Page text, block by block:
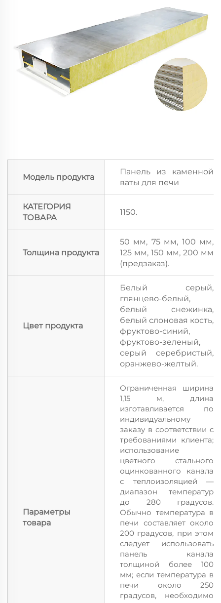
Модель продукта
Панель из каменной
ваты для печи
КАТЕГОРИЯ
ТОВАРА
1150.
Толщина продукта
50 мм, 75 мм, 100 мм,
125 мм, 150 мм, 200 мм
(предзаказ).
Цвет продукта
Белый серый,
глянцево-белый,
белый снежинка,
белый слоновая кость,
фруктово-синий,
фруктово-зеленый,
серый серебристый,
оранжево-желтый.
Параметры
товара
Ограниченная ширина
1,15 м, длина
изготавливается по
индивидуальному
заказу в соответствии с
требованиями клиента;
использование
цветного стального
оцинкованного канала
с теплоизоляцией —
диапазон температур
до 280 градусов.
Обычно температура в
печи составляет около
200 градусов, при этом
следует использовать
панель канала
толщиной более 100
мм; если температура в
печи около 250
градусов, необходимо